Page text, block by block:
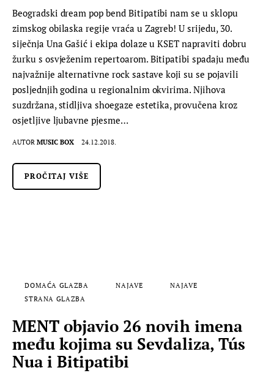
Beogradski dream pop bend Bitipatibi nam se u sklopu
zimskog obilaska regije vraća u Zagreb! U srijedu, 30.
siječnja Una Gašić i ekipa dolaze u KSET napraviti dobru
žurku s osvježenim repertoarom. Bitipatibi spadaju među
najvažnije alternativne rock sastave koji su se pojavili
posljednjih godina u regionalnim okvirima. Njihova
suzdržana, stidljiva shoegaze estetika, provučena kroz
osjetljive ljubavne pjesme…
AUTOR MUSIC BOX 24.12.2018.
PROČITAJ VIŠE
DOMAĆA GLAZBA NAJAVE
NAJAVE
STRANA GLAZBA
MENT objavio 26 novih imena
među kojima su Sevdaliza, Tús
Nua i Bitipatibi